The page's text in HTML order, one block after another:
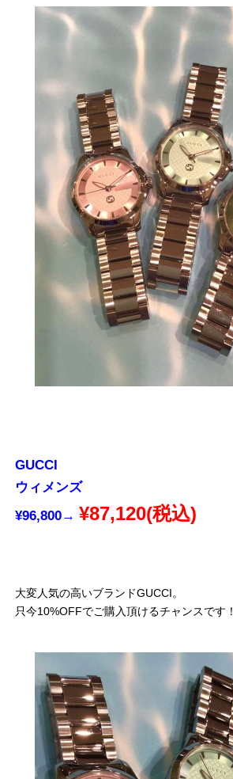
GUCCI
ウィメンズ
¥96,800→ ¥87,120(税込)
大変人気の高いブランドGUCCI。
只今10%OFFでご購入頂けるチャンスです！